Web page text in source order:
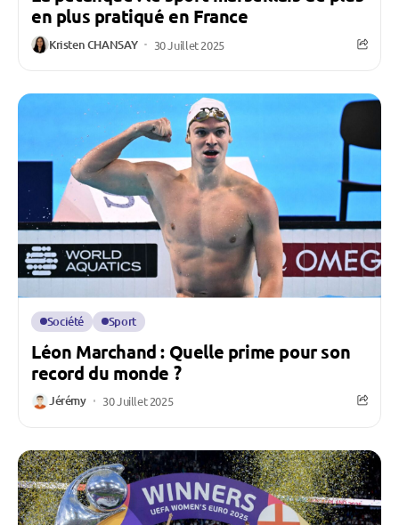
en plus pratiqué en France
Kristen CHANSAY 30 Juillet 2025
Société Sport
Léon Marchand : Quelle prime pour son
record du monde ?
Jérémy 30 Juillet 2025